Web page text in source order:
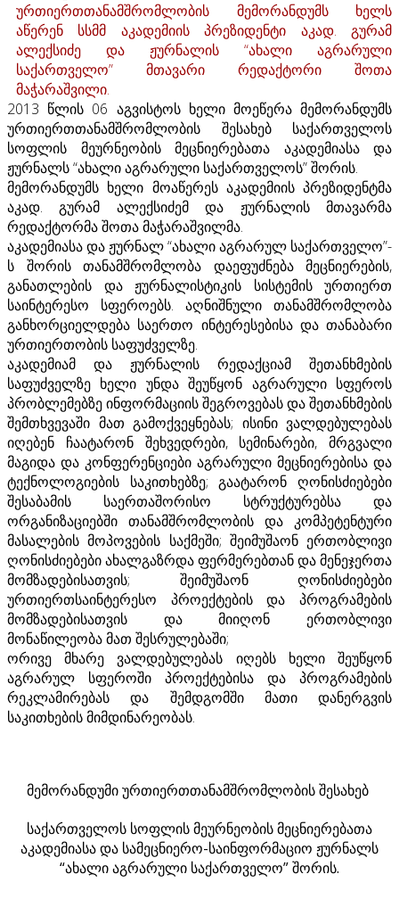
ურთიერთთანამშრომლობის მემორანდუმს ხელს
აწერენ სსმმ აკადემიის პრეზიდენტი აკად. გურამ
ალექსიძე და ჟურნალის “ახალი აგრარული
საქართველო” მთავარი რედაქტორი შოთა
მაჭარაშვილი.
2013 წლის 06 აგვისტოს ხელი მოეწერა მემორანდუმს
ურთიერთთანამშრომლობის შესახებ საქართველოს
სოფლის მეურნეობის მეცნიერებათა აკადემიასა და
ჟურნალს “ახალი აგრარული საქართველოს” შორის.
მემორანდუმს ხელი მოაწერეს აკადემიის პრეზიდენტმა
აკად. გურამ ალექსიძემ და ჟურნალის მთავარმა
რედაქტორმა შოთა მაჭარაშვილმა.
აკადემიასა და ჟურნალ “ახალი აგრარულ საქართველო”-
ს შორის თანამშრომლობა დაეფუძნება მეცნიერების,
განათლების და ჟურნალისტიკის სისტემის ურთიერთ
საინტერესო სფეროებს. აღნიშნული თანამშრომლობა
განხორციელდება საერთო ინტერესებისა და თანაბარი
ურთიერთობის საფუძველზე.
აკადემიამ და ჟურნალის რედაქციამ შეთანხმების
საფუძველზე ხელი უნდა შეუწყონ აგრარული სფეროს
პრობლემებზე ინფორმაციის შეგროვებას და შეთანხმების
შემთხვევაში მათ გამოქვეყნებას; ისინი ვალდებულებას
იღებენ ჩაატარონ შეხვედრები, სემინარები, მრგვალი
მაგიდა და კონფერენციები აგრარული მეცნიერებისა და
ტექნოლოგიების საკითხებზე; გაატარონ ღონისძიებები
შესაბამის საერთაშორისო სტრუქტურებსა და
ორგანიზაციებში თანამშრომლობის და კომპეტენტური
მასალების მოპოვების საქმეში; შეიმუშაონ ერთობლივი
ღონისძიებები ახალგაზრდა ფერმერებთან და მენეჯერთა
მომზადებისათვის; შეიმუშაონ ღონისძიებები
ურთიერთსაინტერესო პროექტების და პროგრამების
მომზადებისათვის და მიიღონ ერთობლივი
მონაწილეობა მათ შესრულებაში;
ორივე მხარე ვალდებულებას იღებს ხელი შეუწყონ
აგრარულ სფეროში პროექტებისა და პროგრამების
რეკლამირებას და შემდგომში მათი დანერგვის
საკითხების მიმდინარეობას.
მემორანდუმი ურთიერთთანამშრომლობის შესახებ
საქართველოს სოფლის მეურნეობის მეცნიერებათა
აკადემიასა და სამეცნიერო-საინფორმაციო ჟურნალს
“ახალი აგრარული საქართველო” შორის.